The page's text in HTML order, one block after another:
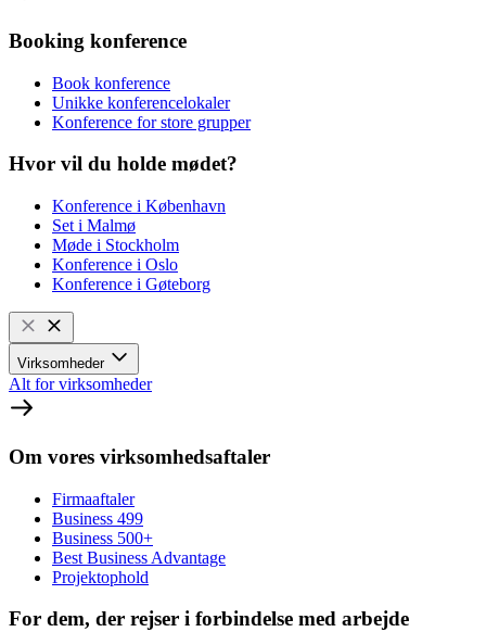
Booking konference
Book konference
Unikke konferencelokaler
Konference for store grupper
Hvor vil du holde mødet?
Konference i København
Set i Malmø
Møde i Stockholm
Konference i Oslo
Konference i Gøteborg
Virksomheder
Alt for virksomheder
Om vores virksomhedsaftaler
Firmaaftaler
Business 499
Business 500+
Best Business Advantage
Projektophold
For dem, der rejser i forbindelse med arbejde